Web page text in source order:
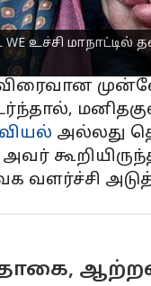
உச்சி
அல்லது
ஆற்றல்